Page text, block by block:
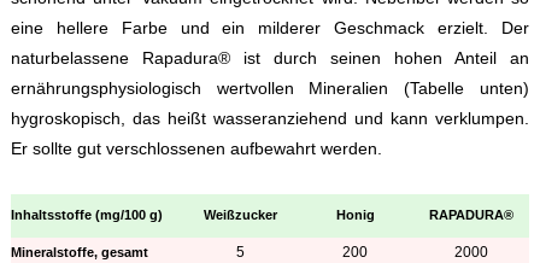
eine hellere Farbe und ein milderer Geschmack erzielt. Der
naturbelassene Rapadura® ist durch seinen hohen Anteil an
ernährungsphysiologisch wertvollen Mineralien (Tabelle unten)
hygroskopisch, das heißt wasseranziehend und kann verklumpen.
Er sollte gut verschlossenen aufbewahrt werden.
Inhaltsstoffe (mg/100 g) Weißzucker Honig RAPADURA®
Mineralstoffe, gesamt 5 200 2000